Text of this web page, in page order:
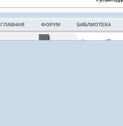
ГЛАВНАЯ ФОРУМ БИБЛИОТЕКА